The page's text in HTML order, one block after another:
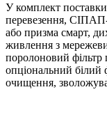
У комплект
перевезення,
або призма смарт,
живлення з
поролоновий фільтр
опціональний білий
очищення,